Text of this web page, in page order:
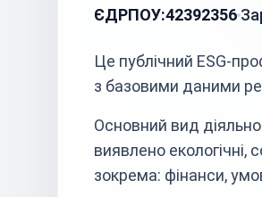
ЄДРПОУ:42392356
Це публічний ESG-
з базовими даними
Основний вид
виявлено екологічні,
зокрема: фінанси,